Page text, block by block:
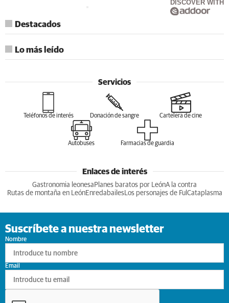
DISCOVER WITH
Destacados
Lo más leído
Servicios
Teléfonos de interés Donación de sangre Cartelera de cine
Autobuses Farmacias de guardia
Enlaces de interés
Gastronomia leonesa Planes baratos por LeónA la contra
Rutas de montaña en LeónEnredabailesLos personajes de Ful Cataplasma
Suscríbete a nuestra newsletter
Nombre
Email